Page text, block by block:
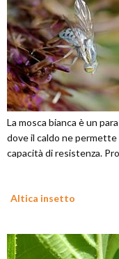
La mosca bianca è un
dove il caldo ne permette
capacità di resistenza.
Altica insetto